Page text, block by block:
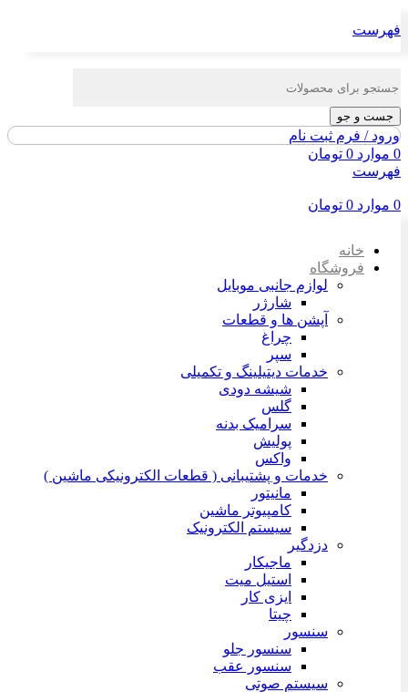
فهرست
جست و جو
ورود / فرم ثبت نام
0 موارد 0 تومان
فهرست
0 موارد 0 تومان
خانه
فروشگاه
لوازم جانبی موبایل
شارژر
آپشن ها و قطعات
چراغ
سپر
خدمات دیتیلینگ و تکمیلی
شیشه دودی
گلس
سرامیک بدنه
پولیش
واکس
خدمات و پشتیبانی ( قطعات الکترونیکی ماشین )
مانیتور
کامپیوتر ماشین
سیستم الکترونیک
دزدگیر
ماجیکار
استیل میت
ایزی کار
چیتا
سنسور
سنسور جلو
سنسور عقب
سیستم صوتی